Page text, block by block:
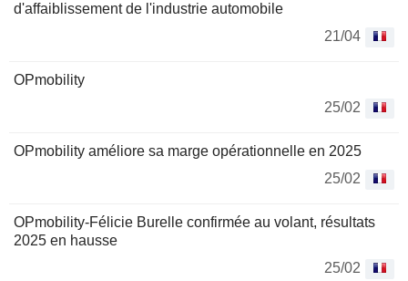
d'affaiblissement de l'industrie automobile
21/04
OPmobility
25/02
OPmobility améliore sa marge opérationnelle en 2025
25/02
OPmobility-Félicie Burelle confirmée au volant, résultats
2025 en hausse
25/02